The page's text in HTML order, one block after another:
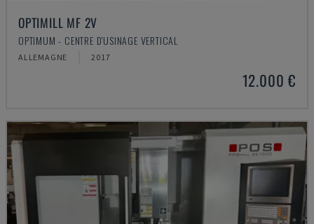
OPTIMILL MF 2V
OPTIMUM - CENTRE D'USINAGE VERTICAL
ALLEMAGNE 2017
12.000 €